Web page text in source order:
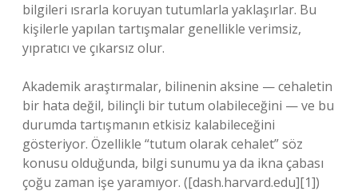
bilgileri ısrarla koruyan tutumlarla yaklaşırlar. Bu
kişilerle yapılan tartışmalar genellikle verimsiz,
yıpratıcı ve çıkarsız olur.
Akademik araştırmalar, bilinenin aksine — cehaletin
bir hata değil, bilinçli bir tutum olabileceğini — ve bu
durumda tartışmanın etkisiz kalabileceğini
gösteriyor. Özellikle “tutum olarak cehalet” söz
konusu olduğunda, bilgi sunumu ya da ikna çabası
çoğu zaman işe yaramıyor. ([dash.harvard.edu][1])